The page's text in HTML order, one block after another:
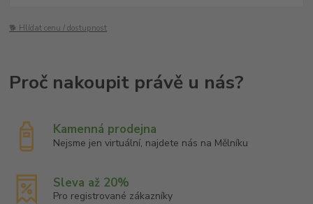
🐕 Hlídat cenu / dostupnost
Kamenná prodejna
Nejsme jen virtuální, najdete nás na Mělníku
Sleva až 20%
Pro registrované zákazníky